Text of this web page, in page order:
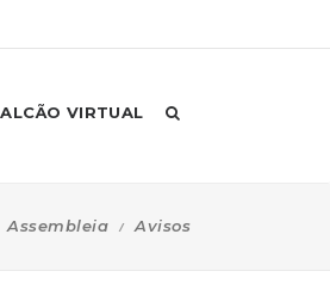
VIRTUAL
Assembleia Avisos